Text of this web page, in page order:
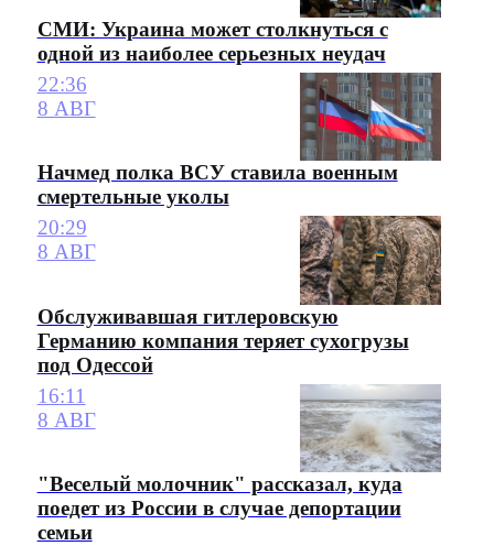
СМИ: Украина может столкнуться с
одной из наиболее серьезных неудач
22:36
8 АВГ
Начмед полка ВСУ ставила военным
смертельные уколы
20:29
8 АВГ
Обслуживавшая гитлеровскую
Германию компания теряет сухогрузы
под Одессой
16:11
8 АВГ
"Веселый молочник" рассказал, куда
поедет из России в случае депортации
семьи